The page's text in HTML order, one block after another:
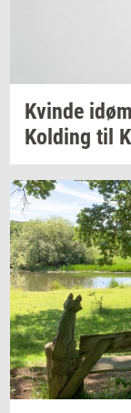
Kvin­de
Kol­ding til